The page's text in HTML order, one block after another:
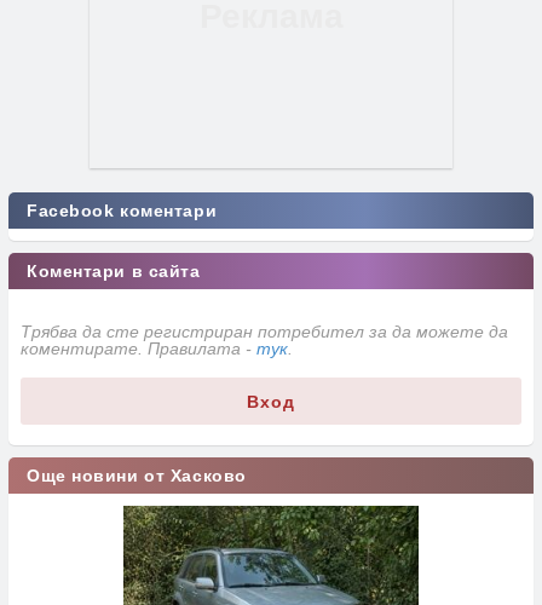
Facebook коментари
Коментари в сайта
Трябва да сте регистриран потребител за да можете да
коментирате. Правилата - тук
Вход
Още новини от Хасково